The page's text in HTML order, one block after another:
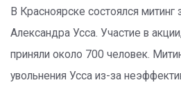
В Красноярске состоялся митинг
Александра Усса. Участие в
приняли около 700 человек.
увольнения Усса из-за